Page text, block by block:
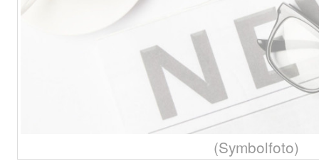
(Symbolfoto)